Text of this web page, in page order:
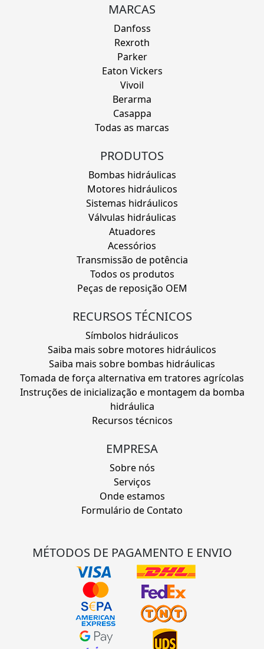
MARCAS
Danfoss
Rexroth
Parker
Eaton Vickers
Vivoil
Berarma
Casappa
Todas as marcas
PRODUTOS
Bombas hidráulicas
Motores hidráulicos
Sistemas hidráulicos
Válvulas hidráulicas
Atuadores
Acessórios
Transmissão de potência
Todos os produtos
Peças de reposição OEM
RECURSOS TÉCNICOS
Símbolos hidráulicos
Saiba mais sobre motores hidráulicos
Saiba mais sobre bombas hidráulicas
Tomada de força alternativa em tratores agrícolas
Instruções de inicialização e montagem da bomba
hidráulica
Recursos técnicos
EMPRESA
Sobre nós
Serviços
Onde estamos
Formulário de Contato
MÉTODOS DE PAGAMENTO E ENVIO